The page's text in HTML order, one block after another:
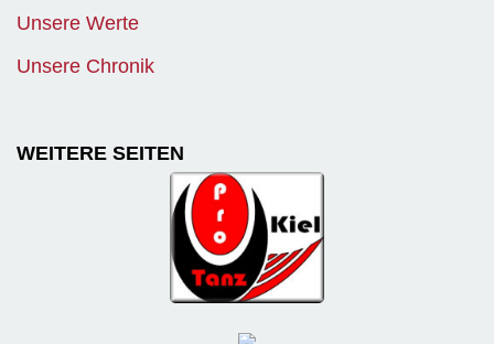
Unsere Werte
Unsere Chronik
WEITERE SEITEN